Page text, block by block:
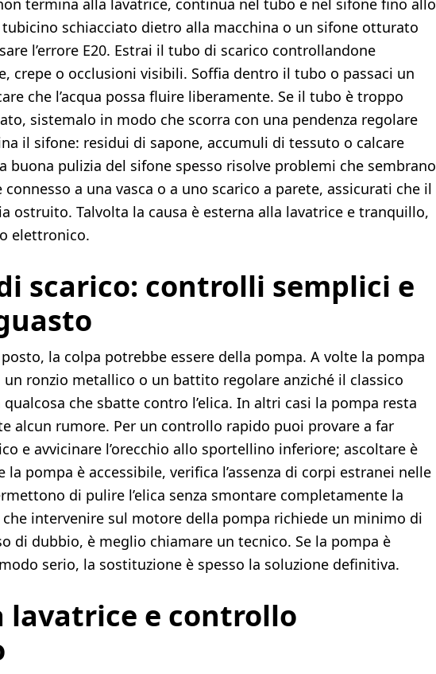
termina alla lavatrice, continua nel tubo e nel sifone fino allo
schiacciato dietro alla macchina o un sifone otturato
l’errore E20. Estrai il tubo di scarico controllandone
crepe o occlusioni visibili. Soffia dentro il tubo o passaci un
che l’acqua possa fluire liberamente. Se il tubo è troppo
sistemalo in modo che scorra con una pendenza regolare
il sifone: residui di sapone, accumuli di tessuto o calcare
buona pulizia del sifone spesso risolve problemi che sembrano
a una vasca o a uno scarico a parete, assicurati che il
ostruito. Talvolta la causa è esterna alla lavatrice e tranquillo,
elettronico.
scarico: controlli semplici e
la colpa potrebbe essere della pompa. A volte la pompa
ronzio metallico o un battito regolare anziché il classico
che sbatte contro l’elica. In altri casi la pompa resta
alcun rumore. Per un controllo rapido puoi provare a far
e avvicinare l’orecchio allo sportellino inferiore; ascoltare è
la pompa è accessibile, verifica l’assenza di corpi estranei nelle
di pulire l’elica senza smontare completamente la
intervenire sul motore della pompa richiede un minimo di
di dubbio, è meglio chiamare un tecnico. Se la pompa è
serio, la sostituzione è spesso la soluzione definitiva.
lavatrice e controllo